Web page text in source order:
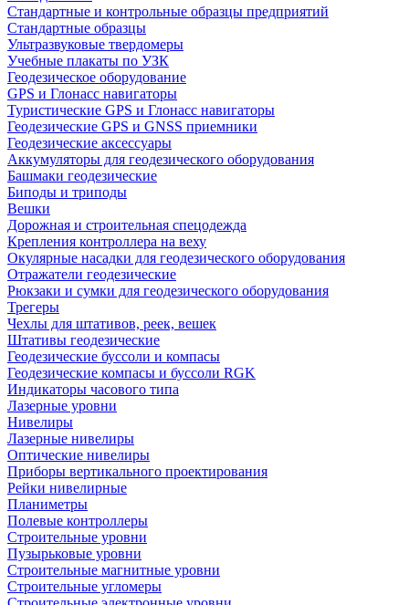
Стандартные и контрольные образцы предприятий
Стандартные образцы
Ультразвуковые твердомеры
Учебные плакаты по УЗК
Геодезическое оборудование
GPS и Глонасс навигаторы
Туристические GPS и Глонасс навигаторы
Геодезические GPS и GNSS приемники
Геодезические аксессуары
Аккумуляторы для геодезического оборудования
Башмаки геодезические
Биподы и триподы
Вешки
Дорожная и строительная спецодежда
Крепления контроллера на веху
Окулярные насадки для геодезического оборудования
Отражатели геодезические
Рюкзаки и сумки для геодезического оборудования
Трегеры
Чехлы для штативов, реек, вешек
Штативы геодезические
Геодезические буссоли и компасы
Геодезические компасы и буссоли RGK
Индикаторы часового типа
Лазерные уровни
Нивелиры
Лазерные нивелиры
Оптические нивелиры
Приборы вертикального проектирования
Рейки нивелирные
Планиметры
Полевые контроллеры
Строительные уровни
Пузырьковые уровни
Строительные магнитные уровни
Строительные угломеры